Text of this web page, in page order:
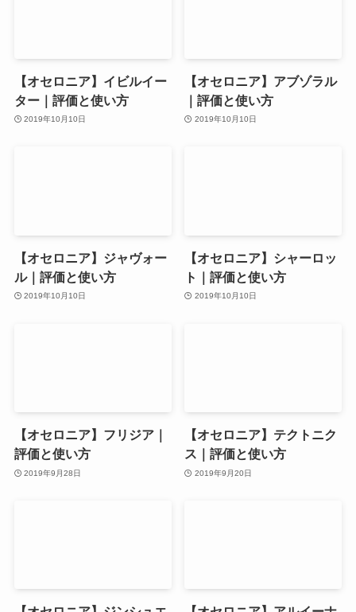
【オセロニア】イビルイー
ター｜評価と使い方
2019年10月10日
【オセロニア】アブゾラル
｜評価と使い方
2019年10月10日
【オセロニア】ジャヴォー
ル｜評価と使い方
2019年10月10日
【オセロニア】シャーロッ
ト｜評価と使い方
2019年10月10日
【オセロニア】フリジア｜
評価と使い方
2019年9月28日
【オセロニア】テクトニク
ス｜評価と使い方
2019年9月20日